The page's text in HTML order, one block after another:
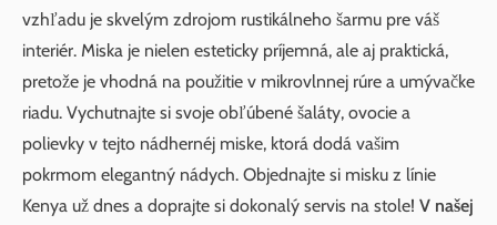
vzhľadu je skvelým zdrojom rustikálneho šarmu pre váš
interiér. Miska je nielen esteticky príjemná, ale aj praktická,
pretože je vhodná na použitie v mikrovlnnej rúre a umývačke
riadu. Vychutnajte si svoje obľúbené šaláty, ovocie a
polievky v tejto nádhernéj miske, ktorá dodá vašim
pokrmom elegantný nádych. Objednajte si misku z línie
Kenya už dnes a doprajte si dokonalý servis na stole! V našej